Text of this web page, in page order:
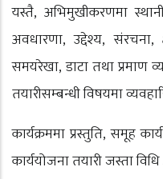
यस्तै, अभिमुखीकरणमा
अवधारणा, उद्देश्य, संरचना,
समयरेखा, डाटा तथा प्रमाण
तयारीसम्बन्धी विषयमा
कार्यक्रममा प्रस्तुति, समूह
कार्ययोजना तयारी जस्ता